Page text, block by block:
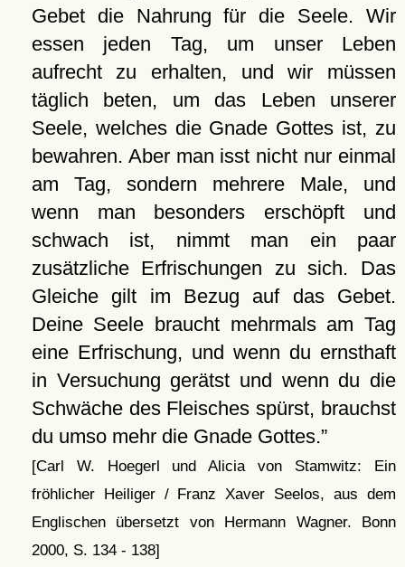
Gebet die Nahrung für die Seele. Wir
essen jeden Tag, um unser Leben
aufrecht zu erhalten, und wir müssen
täglich beten, um das Leben unserer
Seele, welches die Gnade Gottes ist, zu
bewahren. Aber man isst nicht nur einmal
am Tag, sondern mehrere Male, und
wenn man besonders erschöpft und
schwach ist, nimmt man ein paar
zusätzliche Erfrischungen zu sich. Das
Gleiche gilt im Bezug auf das Gebet.
Deine Seele braucht mehrmals am Tag
eine Erfrischung, und wenn du ernsthaft
in Versuchung gerätst und wenn du die
Schwäche des Fleisches spürst, brauchst
du umso mehr die Gnade Gottes.
[Carl W. Hoegerl und Alicia von Stamwitz: Ein
fröhlicher Heiliger / Franz Xaver Seelos, aus dem
Englischen übersetzt von Hermann Wagner. Bonn
2000, S. 134 - 138]